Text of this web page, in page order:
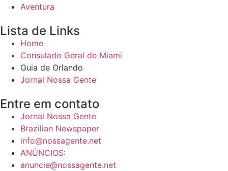
Aventura
Lista de Links
Home
Consulado Geral de Miami
Guia de Orlando
Jornal Nossa Gente
Entre em contato
Jornal Nossa Gente
Brazilian Newspaper
info@nossagente.net
ANÚNCIOS:
anuncie@nossagente.net